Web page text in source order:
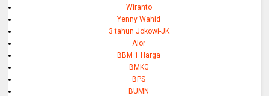
Wiranto
Yenny Wahid
3 tahun Jokowi-JK
Alor
BBM 1 Harga
BMKG
BPS
BUMN